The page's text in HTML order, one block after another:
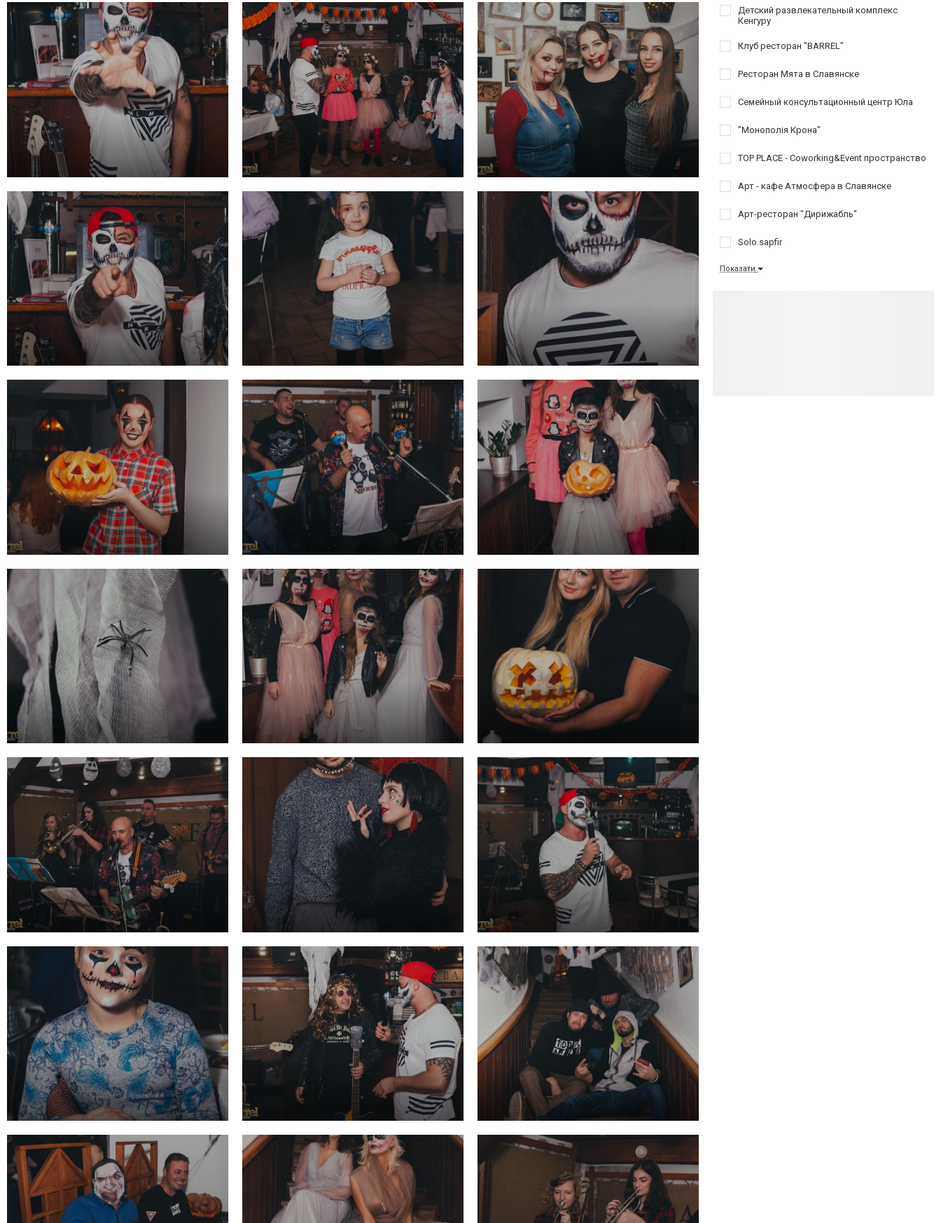
Детский развлекательный комплекс
Кенгуру
Клуб ресторан "BARREL"
Ресторан Мята в Славянске
Семейный консультационный центр Юла
"Монополія Крона"
TOP PLACE - Coworking&Event пространство
Арт - кафе Атмосфера в Славянске
Арт-ресторан "Дирижабль"
Solo.sapfir
Показати